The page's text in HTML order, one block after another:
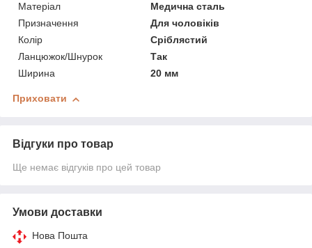
Матеріал
Медична сталь
Призначення
Для чоловіків
Колір
Сріблястий
Ланцюжок/Шнурок
Так
Ширина
20 мм
Приховати
Відгуки про товар
Ще немає відгуків про цей товар
Умови доставки
Нова Пошта